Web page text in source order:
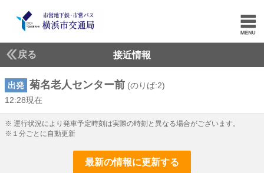
戻る 接近情報
出発 菊名老人センター前 (のりば:2)
12:28現在
※ 運行状況により発車予定時刻は実際の時刻と異なる場合がございます。
※１分ごとに自動更新
最新の情報に更新する